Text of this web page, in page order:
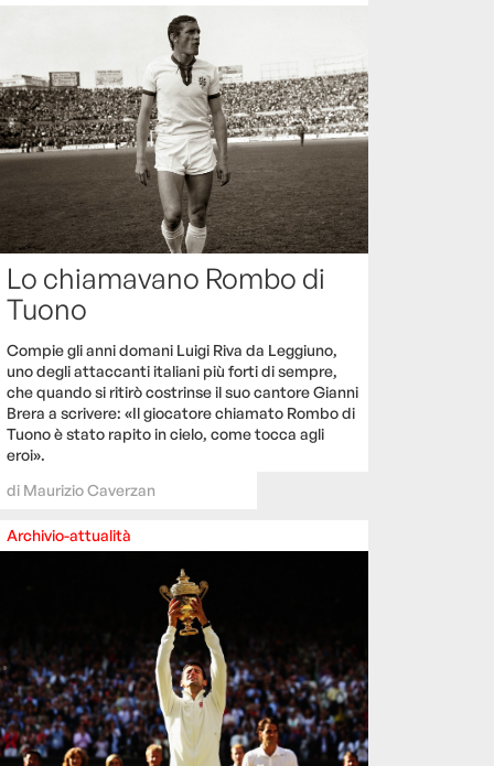
Lo chiamavano Rombo di
Tuono
Compie gli anni domani Luigi Riva da Leggiuno,
uno degli attaccanti italiani più forti di sempre,
che quando si ritirò costrinse il suo cantore Gianni
Brera a scrivere: «Il giocatore chiamato Rombo di
Tuono è stato rapito in cielo, come tocca agli
eroi».
di Maurizio Caverzan
Archivio-attualità